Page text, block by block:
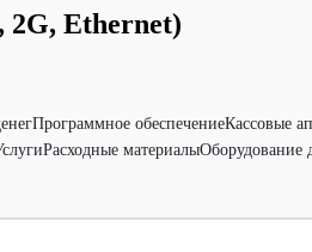
Ethernet)
Программное обеспечениеКассовые
Расходные материалыОборудование